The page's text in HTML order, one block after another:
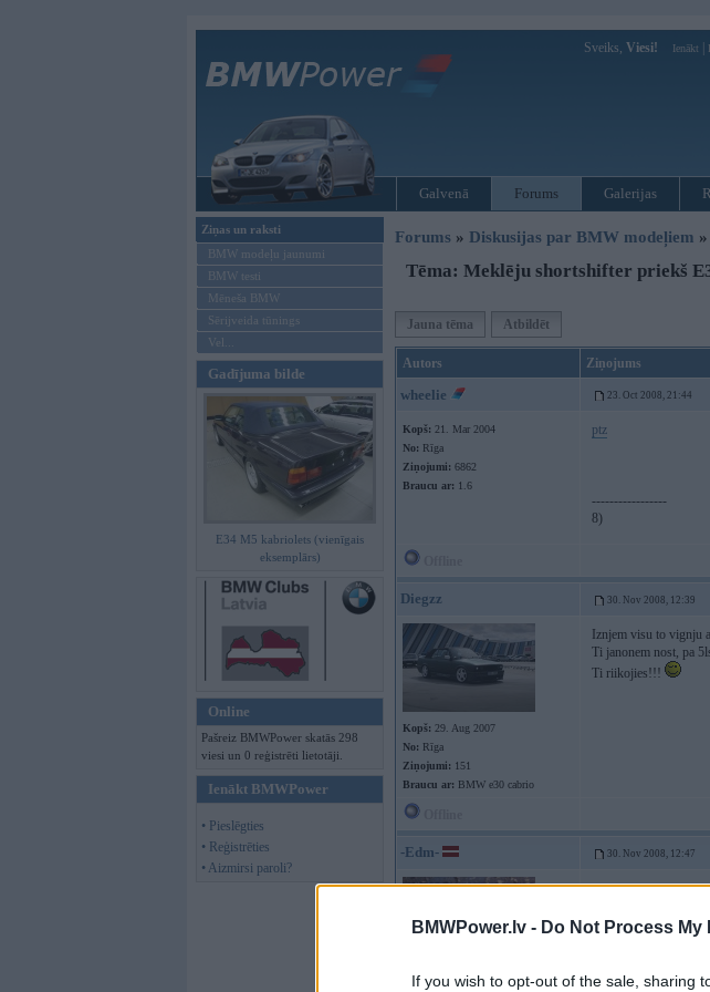
BMWPower.lv - Do Not Process
If you wish to opt-out of the sale, sharing
Sveiks, Viesi! Ienākt
Galvenā Forums Galerijas
Ziņas un raksti
BMW modeļu jaunumi
BMW testi
Mēneša BMW
Sērijveida tūnings
Vel...
Gadījuma bilde
E34 M5 kabriolets (vienīgais
eksemplārs)
Online
Pašreiz BMWPower skatās 298
viesi un 0 reģistrēti lietotāji.
Ienākt BMWPower
• Pieslēgties
• Reģistrēties
• Aizmirsi paroli?
Forums » Diskusijas par BMW modeļiem »
Tēma: Meklēju shortshifter priekš
Jauna tēma Atbildēt
Autors Ziņojums
wheelie 23. Oct 2008, 21:44
Kopš: 21. Mar 2004
No: Rīga
Ziņojumi: 6862
Braucu ar: 1.6
ptz
-----------------
8)
Diegzz 30. Nov 2008, 12:39
Kopš: 29. Aug 2007
No: Rīga
Ziņojumi: 151
Braucu ar: BMW e30 cabrio
Iznjem visu to vignju
Ti janonem nost, pa
Ti riikojies!!!
-Edm- 30. Nov 2008, 12:47
Tag’ taa! Saakam
Redzejis